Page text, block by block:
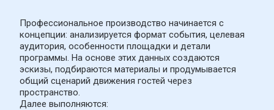
Профессиональное производство начинается с
концепции: анализируется формат события, целевая
аудитория, особенности площадки и детали
программы. На основе этих данных создаются
эскизы, подбираются материалы и продумывается
общий сценарий движения гостей через
пространство.
Далее выполняются: